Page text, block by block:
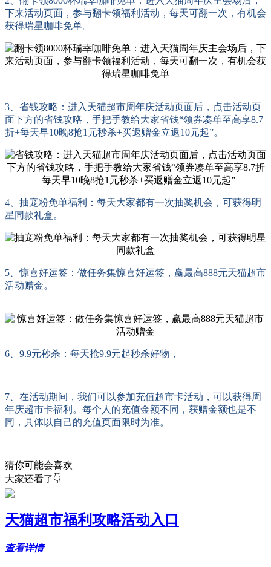
下来活动页面，参与翻卡领福利活动，每天可翻一次，有机会
获得瑞星咖啡免单。
3、省钱攻略：进入天猫超市周年庆活动页面后，点击活动页
面下方的省钱攻略，手把手教给大家省钱“领券凑单至高享8.7
折+每天早10晚8抢1元秒杀+买返赠金立返10元起”。
4、抽宠粉免单福利：每天大家都有一次抽奖机会，可获得明
星同款礼盒。
5、惊喜好运签：做任务集惊喜好运签，赢最高888元天猫超市
活动赠金。
6、9.9元秒杀：每天抢9.9元起秒杀好物，
7、在活动期间，我们可以参加充值超市卡活动，可以获得周
年庆超市卡福利。每个人的充值金额不同，获赠金额也是不
同，具体以自己的充值页面限时为准。
猜你可能会喜欢
大家还看了👇
天猫超市福利攻略活动入口
查看详情